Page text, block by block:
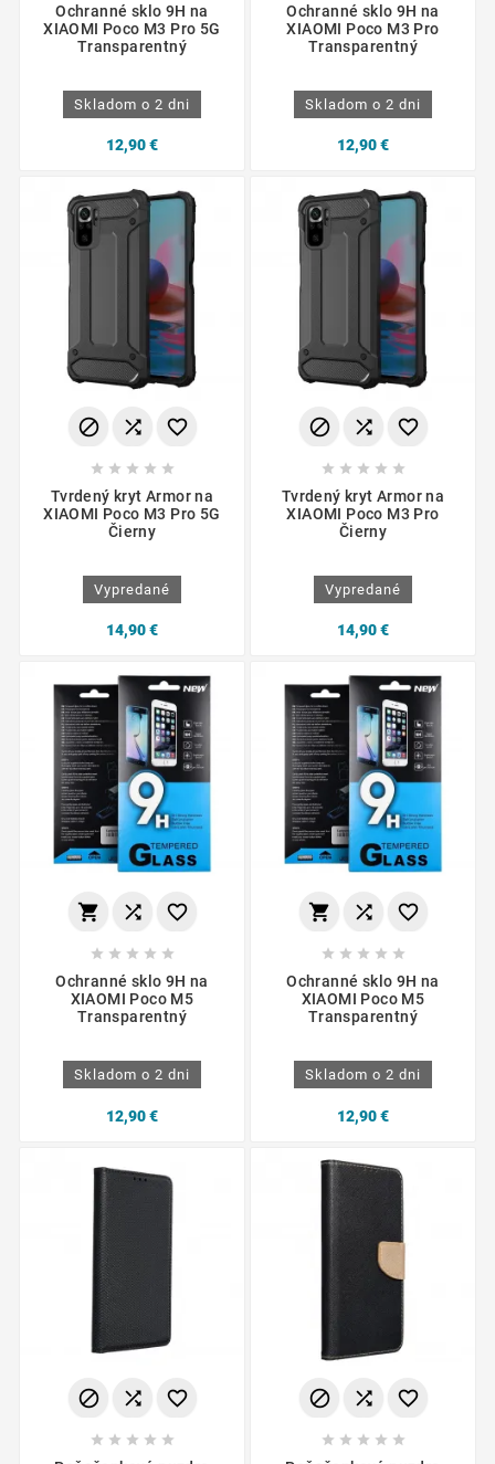
Ochranné sklo 9H na
XIAOMI Poco M3 Pro 5G
Transparentný
Skladom o 2 dni
12,90 €
Ochranné sklo 9H na
XIAOMI Poco M3 Pro
Transparentný
Skladom o 2 dni
12,90 €
  
    
Tvrdený kryt Armor na
XIAOMI Poco M3 Pro 5G
Čierny
Vypredané
14,90 €
  
    
Tvrdený kryt Armor na
XIAOMI Poco M3 Pro
Čierny
Vypredané
14,90 €
  
    
Ochranné sklo 9H na
XIAOMI Poco M5
Transparentný
Skladom o 2 dni
12,90 €
  
    
Ochranné sklo 9H na
XIAOMI Poco M5
Transparentný
Skladom o 2 dni
12,90 €
  
    
  
    